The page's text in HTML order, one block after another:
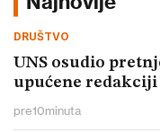
DRUŠTVO
UNS osudio
upućene redakciji
pre10minuta